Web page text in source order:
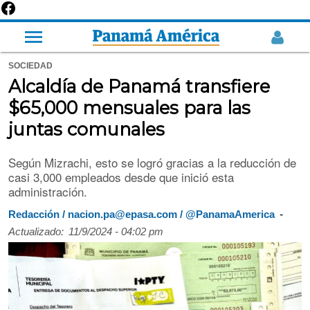
SOCIEDAD
Alcaldía de Panamá transfiere
$65,000 mensuales para las
juntas comunales
Según Mizrachi, esto se logró gracias a la reducción de
casi 3,000 empleados desde que inició esta
administración.
Redacción / nacion.pa@epasa.com / @PanamaAmerica -
Actualizado: 11/9/2024 - 04:02 pm